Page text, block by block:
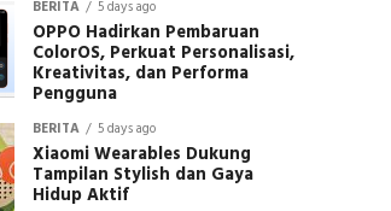
BERITA 5 days ago
OPPO Hadirkan Pembaruan
ColorOS, Perkuat Personalisasi,
Kreativitas, dan Performa
Pengguna
BERITA 5 days ago
Xiaomi Wearables Dukung
Tampilan Stylish dan Gaya
Hidup Aktif